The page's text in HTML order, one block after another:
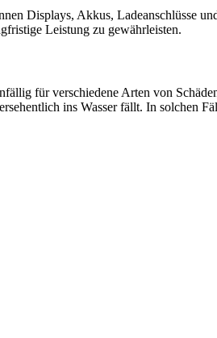
Displays, Akkus, Ladeanschlüsse
Leistung zu gewährleisten.
für verschiedene Arten von
ins Wasser fällt. In solchen